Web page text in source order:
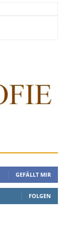
GEFÄLLT MIR
FOLGEN